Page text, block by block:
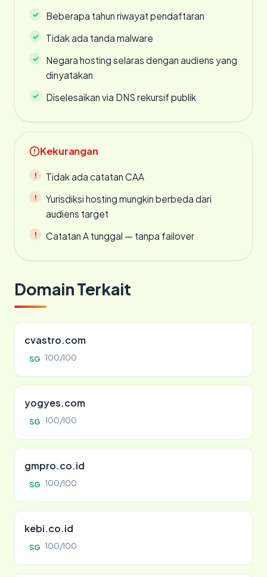
Beberapa tahun riwayat pendaftaran
Tidak ada tanda malware
Negara hosting selaras dengan audiens yang
dinyatakan
Diselesaikan via DNS rekursif publik
Kekurangan
Tidak ada catatan CAA
Yurisdiksi hosting mungkin berbeda dari
audiens target
Catatan A tunggal — tanpa failover
Domain Terkait
cvastro.com
SG 100/100
yogyes.com
SG 100/100
gmpro.co.id
SG 100/100
kebi.co.id
SG 100/100